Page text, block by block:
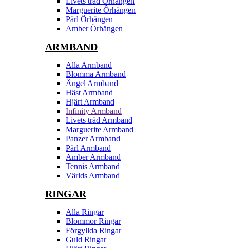
Marguerite Ôrhängen
Pärl Örhängen
Amber Örhängen
ARMBAND
Alla Armband
Blomma Armband
Ängel Armband
Häst Armband
Hjärt Armband
Infinity Armband
Livets träd Armband
Marguerite Armband
Panzer Armband
Pärl Armband
Amber Armband
Tennis Armband
Världs Armband
RINGAR
Alla Ringar
Blommor Ringar
Förgyllda Ringar
Guld Ringar